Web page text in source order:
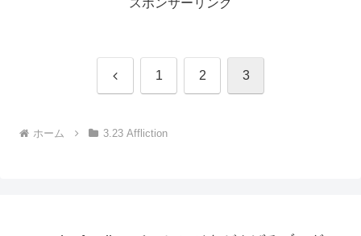
スポンサーリンク
前 1 2 3
ホーム 3.23 Affliction